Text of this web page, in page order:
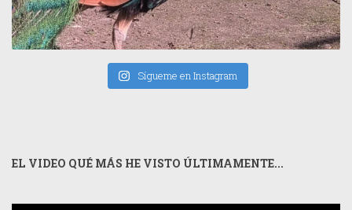
Sígueme en Instagram
EL VIDEO QUÉ MÁS HE VISTO ÚLTIMAMENTE...